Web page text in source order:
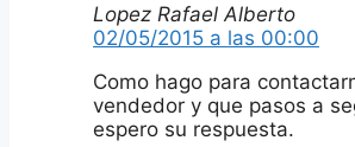
Lopez Rafael Alberto
02/05/2015 a las 00:00
Como hago para
vendedor y que pasos a
espero su respuesta.